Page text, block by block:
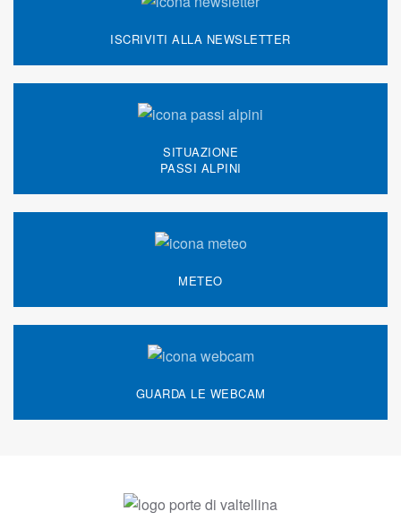
ISCRIVITI ALLA NEWSLETTER
SITUAZIONE
PASSI ALPINI
METEO
GUARDA LE WEBCAM